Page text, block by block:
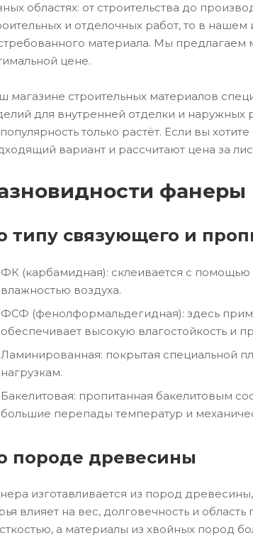
областях: от строительства до
и отделочных работ, то в
материала. Мы предлагаем
цене.
магазине строительных материалов
для внутренней отделки и наружных
только растёт. Если вы
вариант и рассчитают цена за
фанеры
типу связующего и
ФК (карбамидная): склеивается с
влажностью воздуха.
ФСФ (фенолформальдегидная): здесь
обеспечивает высокую влагостойкость и
Ламинированная: покрытая специальной
нагрузкам.
Бакелитовая: пропитанная бакелитовым
большие перепады температур и
породе древесины
изготавливается из пород
влияет на вес, долговечность и
а материалы из хвойных пород